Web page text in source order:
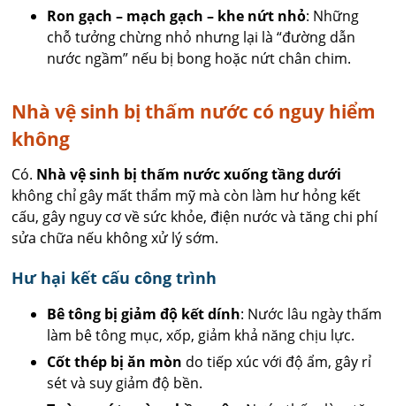
Ron gạch – mạch gạch – khe nứt nhỏ: Những
chỗ tưởng chừng nhỏ nhưng lại là “đường dẫn
nước ngầm” nếu bị bong hoặc nứt chân chim.
Nhà vệ sinh bị thấm nước có nguy hiểm
không
Có. Nhà vệ sinh bị thấm nước xuống tầng dưới
không chỉ gây mất thẩm mỹ mà còn làm hư hỏng kết
cấu, gây nguy cơ về sức khỏe, điện nước và tăng chi phí
sửa chữa nếu không xử lý sớm.
Hư hại kết cấu công trình
Bê tông bị giảm độ kết dính: Nước lâu ngày thấm
làm bê tông mục, xốp, giảm khả năng chịu lực.
Cốt thép bị ăn mòn do tiếp xúc với độ ẩm, gây rỉ
sét và suy giảm độ bền.